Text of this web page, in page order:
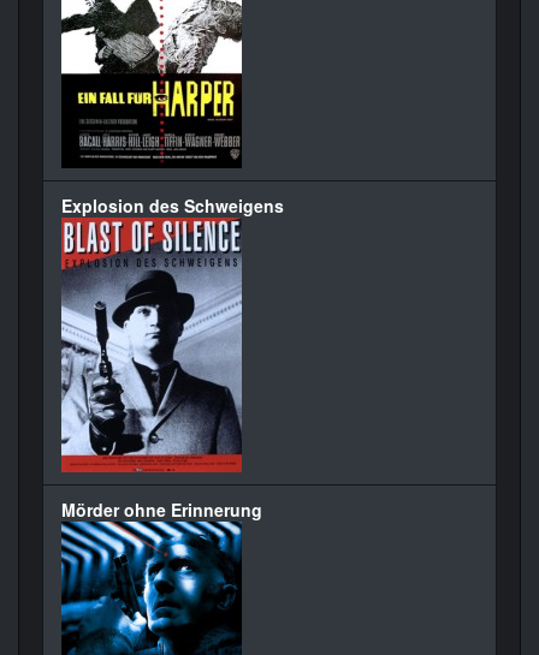
Explosion des Schweigens
Mörder ohne Erinnerung